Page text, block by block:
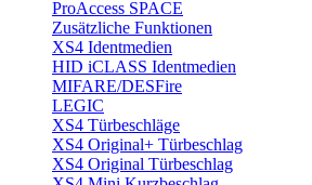
ProAccess SPACE
Zusätzliche Funktionen
XS4 Identmedien
HID iCLASS Identmedien
MIFARE/DESFire
LEGIC
XS4 Türbeschläge
XS4 Original+ Türbeschlag
XS4 Original Türbeschlag